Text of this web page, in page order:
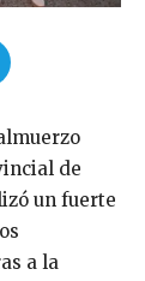
de
un fuerte
a la